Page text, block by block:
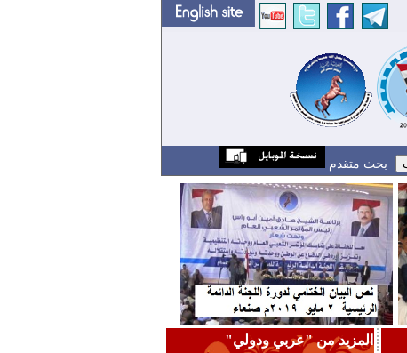
بحث متقدم
المزيد من "عربي ودولي"